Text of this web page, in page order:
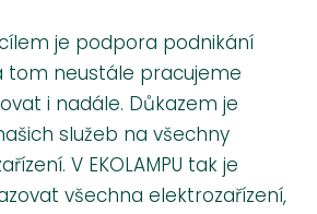
je podpora podnikání
tom neustále pracujeme
i nadále. Důkazem je
služeb na všechny
V EKOLAMPU tak je
všechna elektrozařízení,